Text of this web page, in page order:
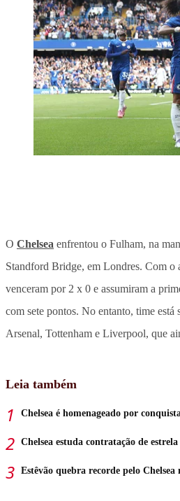
O Chelsea enfrentou o Fulham, na
Standford Bridge, em Londres. Com o
venceram por 2 x 0 e assumiram a
com sete pontos. No entanto, time está
Arsenal, Tottenham e Liverpool, que
Leia também
Chelsea é homenageado por
Chelsea estuda contratação de
Estêvão quebra recorde pelo